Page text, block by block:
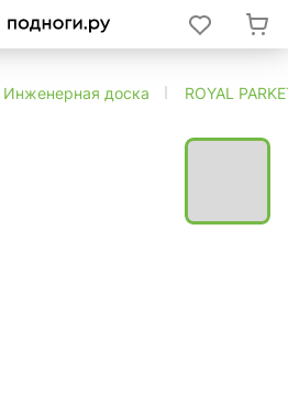
Инженерная доска ROYAL